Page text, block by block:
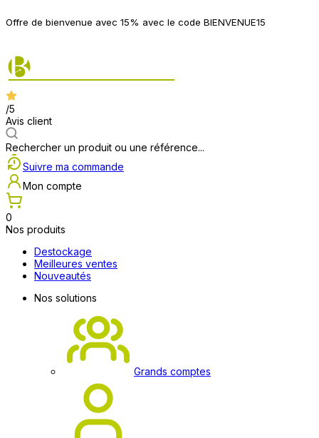
Offre de bienvenue avec 15% avec le code BIENVENUE15
/5
Avis client
Rechercher un produit ou une référence...
Suivre ma commande
Mon compte
0
Nos produits
Destockage
Meilleures ventes
Nouveautés
Nos solutions
Grands comptes